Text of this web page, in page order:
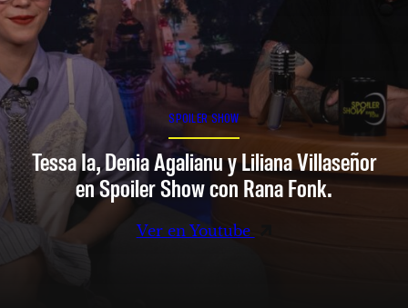
SPOILER SHOW
Tessa Ia, Denia Agalianu y Liliana Villaseñor
en Spoiler Show con Rana Fonk.
Ver en Youtube